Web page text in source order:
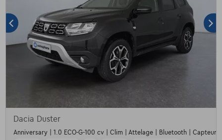
Dacia Duster
Anniversary | 1.0 ECO-G-100 cv | Clim | Attelage | Bluetooth | Capteurs